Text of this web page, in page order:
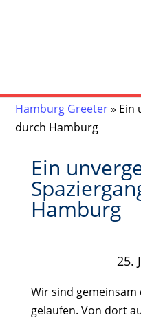
Hamburg Greeter» Ein
durch Hamburg
Ein
Hamburg
25.
Wir sind
gelaufen. Von dort